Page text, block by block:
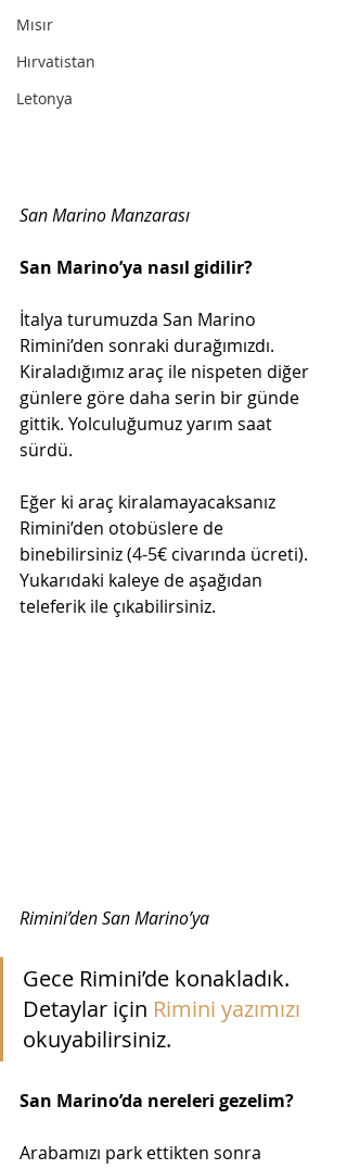
Mısır
Hırvatistan
Letonya
San Marino Manzarası
San Marino’ya nasıl gidilir?
İtalya turumuzda San Marino
Rimini’den sonraki durağımızdı.
Kiraladığımız araç ile nispeten diğer
günlere göre daha serin bir günde
gittik. Yolculuğumuz yarım saat
sürdü.
Eğer ki araç kiralamayacaksanız
Rimini’den otobüslere de
binebilirsiniz (4-5€ civarında ücreti).
Yukarıdaki kaleye de aşağıdan
teleferik ile çıkabilirsiniz.
Rimini’den San Marino’ya
Gece Rimini’de konakladık.
Detaylar için Rimini yazımızı
okuyabilirsiniz.
San Marino’da nereleri gezelim?
Arabamızı park ettikten sonra